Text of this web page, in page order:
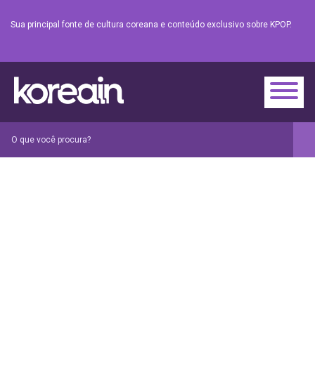
Sua principal fonte de cultura coreana e conteúdo exclusivo sobre KPOP.